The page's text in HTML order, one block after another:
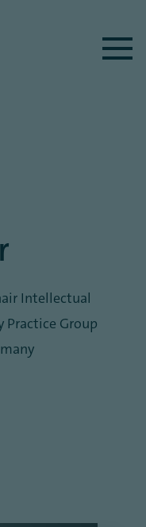
Intellectual
Practice Group